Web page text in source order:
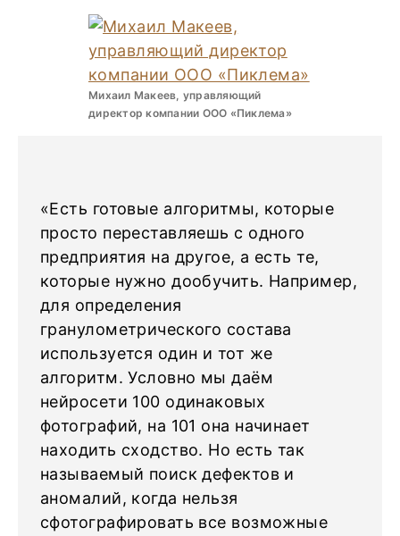
Михаил Макеев, управляющий
директор компании ООО «Пиклема»
«Есть готовые алгоритмы, которые
просто переставляешь с одного
предприятия на другое, а есть те,
которые нужно дообучить. Например,
для определения
гранулометрического состава
используется один и тот же
алгоритм. Условно мы даём
нейросети 100 одинаковых
фотографий, на 101 она начинает
находить сходство. Но есть так
называемый поиск дефектов и
аномалий, когда нельзя
сфотографировать все возможные